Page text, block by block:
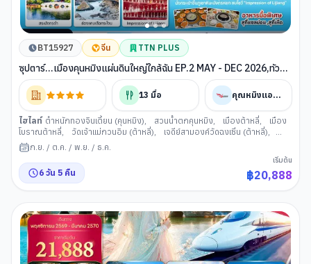
BT15927 จีน TTN PLUS
ซุปตาร์...เมืองคุนหมิงแผ่นดินใหญ่ใกล้ฉัน EP.2 MAY - DEC 2026,ทัวร์
ไม่ลงร้าน,นั่งรถไฟความเร็วสูง (แถมฟรีรถขนกระเป๋า)
13 มื้อ คุณหมิงแอร์ไลน์
ไฮไลท์ ตำหนักทองจินเตี้ยน (คุนหมิง), สวนน้ำตกคุนหมิง, เมืองต้าหลี่,
เมือง
โบราณต้าหลี่, วัดเจ้าแม่กวนอิม (ต้าหลี่), เจดีย์สามองค์วัดฉงเซิ่น (ต้าหลี่),
เมืองจงเตี้ยน, ช่องเขาเสือกระโจน (แชงกีล่า)
ซงจ้านหลิน (แชงกรีล่า)
เมืองโบราณลี่
เจียง, อุทยานมังกรหยก (ลี่เจียง)
ทะเลสาบไป๋สุยเหอ (ลี่เจียง)
ซุ้มประตูม้าทอง ไก่หยก (คุนหมิง)
ก.ย. / ต.ค. / พ.ย. / ธ.ค.
6 วัน 5 คืน
เริ่มต้น
฿20,888